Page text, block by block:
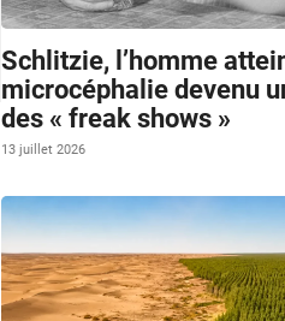
Schlitzie, l’homme
microcéphalie devenu
des « freak shows »
13 juillet 2026